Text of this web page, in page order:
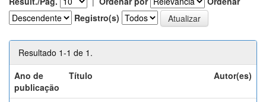
Registro(s)
Resultado 1-1 de 1.
Ano de
publicação
Título Autor(es)